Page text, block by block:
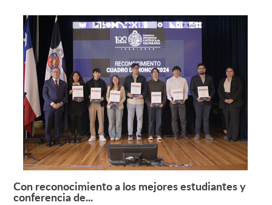
Leer más +
Con reconocimiento a los mejores estudiantes y
conferencia de...